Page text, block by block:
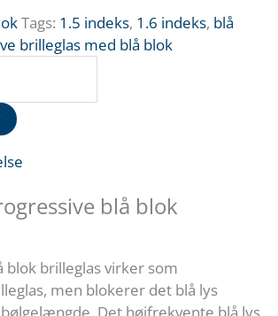
Tags: 1.5 indeks, 1.6 indeks, blå
brilleglas med blå blok
blå blok
blok brilleglas virker som
men blokerer det blå lys